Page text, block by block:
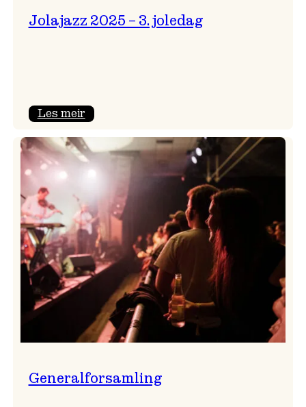
Jolajazz 2025 – 3. joledag
Les meir:
2025
–
joledag
Generalforsamling